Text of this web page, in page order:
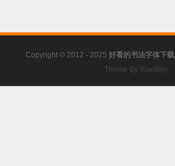
Copyright © 2012 - 2025 好看的书法字体下载
Theme By XiaoBoy